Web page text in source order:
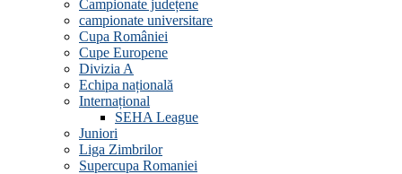
Campionate județene
campionate universitare
Cupa României
Cupe Europene
Divizia A
Echipa națională
Internațional
SEHA League
Juniori
Liga Zimbrilor
Supercupa Romaniei